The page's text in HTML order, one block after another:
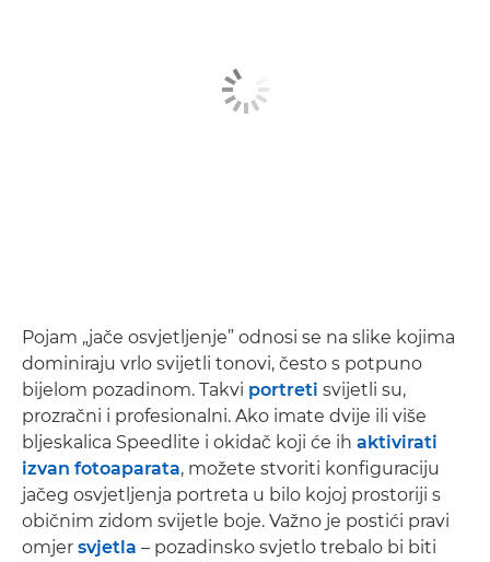
Pojam „jače osvjetljenje” odnosi se na slike kojima
dominiraju vrlo svijetli tonovi, često s potpuno
bijelom pozadinom. Takvi portreti svijetli su,
prozračni i profesionalni. Ako imate dvije ili više
bljeskalica Speedlite i okidač koji će ih aktivirati
izvan fotoaparata, možete stvoriti konfiguraciju
jačeg osvjetljenja portreta u bilo kojoj prostoriji s
običnim zidom svijetle boje. Važno je postići pravi
omjer svjetla – pozadinsko svjetlo trebalo bi biti